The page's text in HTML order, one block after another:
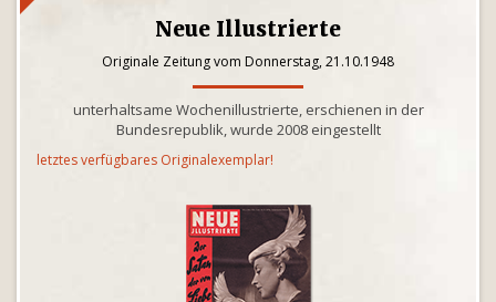
Neue Illustrierte
Originale Zeitung vom Donnerstag, 21.10.1948
unterhaltsame Wochenillustrierte, erschienen in der
Bundesrepublik, wurde 2008 eingestellt
letztes verfügbares Originalexemplar!